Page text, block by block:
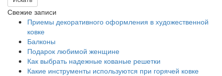
Свежие записи
Приемы декоративного оформления в художественной
ковке
Балконы
Подарок любимой женщине
Как выбрать надежные кованые решетки
Какие инструменты используются при горячей ковке